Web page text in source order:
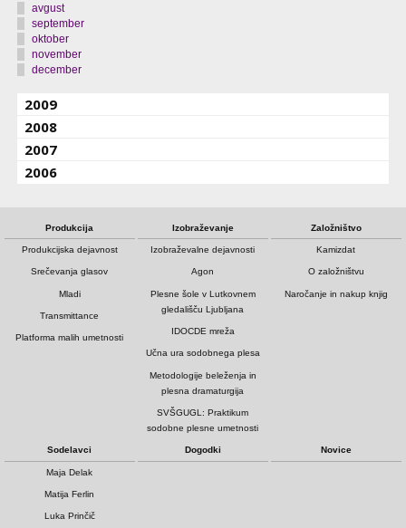
avgust
september
oktober
november
december
2009
2008
2007
2006
Produkcija
Produkcijska dejavnost
Srečevanja glasov
Mladi
Transmittance
Platforma malih umetnosti
Izobraževanje
Izobraževalne dejavnosti
Agon
Plesne šole v Lutkovnem
gledališču Ljubljana
IDOCDE mreža
Učna ura sodobnega plesa
Metodologije beleženja in
plesna dramaturgija
SVŠGUGL: Praktikum
sodobne plesne umetnosti
Založništvo
Kamizdat
O založništvu
Naročanje in nakup knjig
Sodelavci
Maja Delak
Matija Ferlin
Luka Prinčič
Dogodki Novice